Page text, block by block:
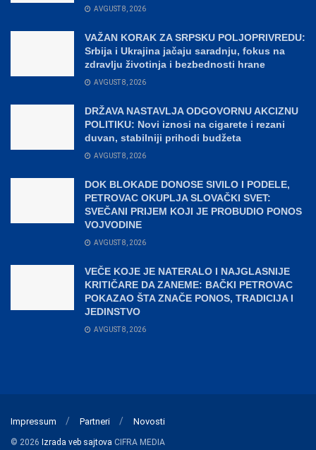
AVGUST 8, 2026
VAŽAN KORAK ZA SRPSKU POLJOPRIVREDU:
Srbija i Ukrajina jačaju saradnju, fokus na
zdravlju životinja i bezbednosti hrane
AVGUST 8, 2026
DRŽAVA NASTAVLJA ODGOVORNU AKCIZNU
POLITIKU: Novi iznosi na cigarete i rezani
duvan, stabilniji prihodi budžeta
AVGUST 8, 2026
DOK BLOKADE DONOSE SIVILO I PODELE,
PETROVAC OKUPLJA SLOVAČKI SVET:
SVEČANI PRIJEM KOJI JE PROBUDIO PONOS
VOJVODINE
AVGUST 8, 2026
VEČE KOJE JE NATERALO I NAJGLASNIJE
KRITIČARE DA ZANEME: BAČKI PETROVAC
POKAZAO ŠTA ZNAČE PONOS, TRADICIJA I
JEDINSTVO
AVGUST 8, 2026
Impressum Partneri Novosti
© 2026 Izrada veb sajtova CIFRA MEDIA